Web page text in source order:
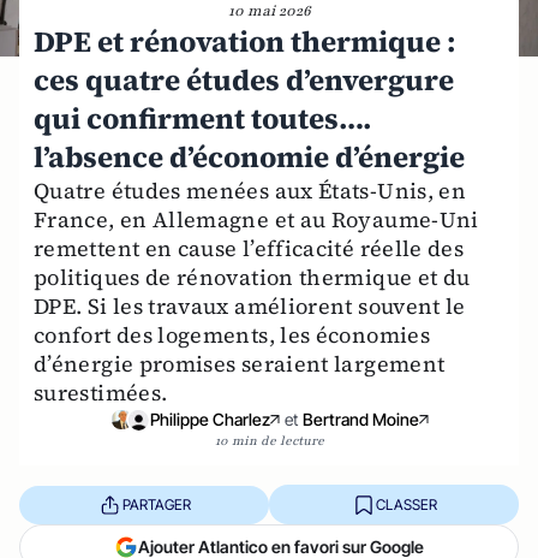
10 mai 2026
DPE et rénovation thermique :
ces quatre études d’envergure
qui confirment toutes….
l’absence d’économie d’énergie
Quatre études menées aux États-Unis, en
France, en Allemagne et au Royaume-Uni
remettent en cause l’efficacité réelle des
politiques de rénovation thermique et du
DPE. Si les travaux améliorent souvent le
confort des logements, les économies
d’énergie promises seraient largement
surestimées.
Philippe Charlez et Bertrand Moine
10 min de lecture
PARTAGER CLASSER
Ajouter Atlantico en favori sur Google